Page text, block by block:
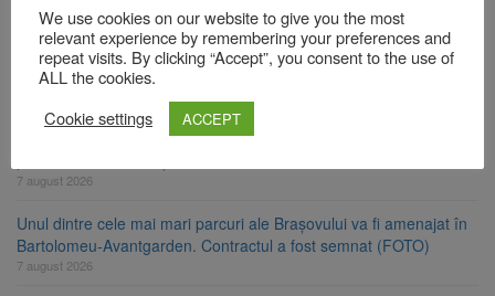
Comprest. Motivul: platforme de gunoi neigienizate
7 august 2026
Clădirile Duplex de lângă Piața Star din Brașov au fost demolate
Platforma Belvedere de pe Tâmpa intră în renovare. Contract de
7 august 2026
Unul dintre cele mai mari parcuri ale Brașovului va fi amenajat în
Bartolomeu-Avantgarden. Contractul a fost semnat (FOTO)
7 august 2026
We use cookies on our website to give you the most
relevant experience by remembering your preferences and
repeat visits. By clicking “Accept”, you consent to the use of
ALL the cookies.
Cookie settings
ACCEPT